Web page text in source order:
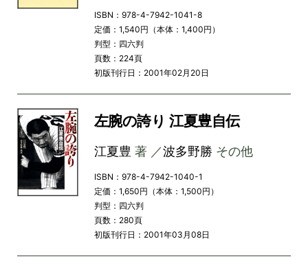
ISBN：978-4-7942-1041-8
定価：1,540円（本体：1,400円）
判型：四六判
頁数：224頁
初版刊行日：2001年02月20日
左腕の誇り 江夏豊自伝
江夏豊 著 ／波多野勝 その他
ISBN：978-4-7942-1040-1
定価：1,650円（本体：1,500円）
判型：四六判
頁数：280頁
初版刊行日：2001年03月08日